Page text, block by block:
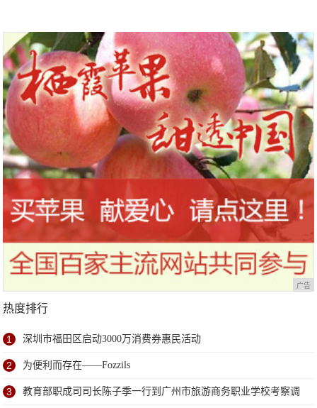
广告
热度排行
1 深圳市福田区启动3000万消费券惠民活动
2 为便利而存在——Fozzils
3 教育部职成司司长陈子季一行到广州市旅游商务职业学校考察调